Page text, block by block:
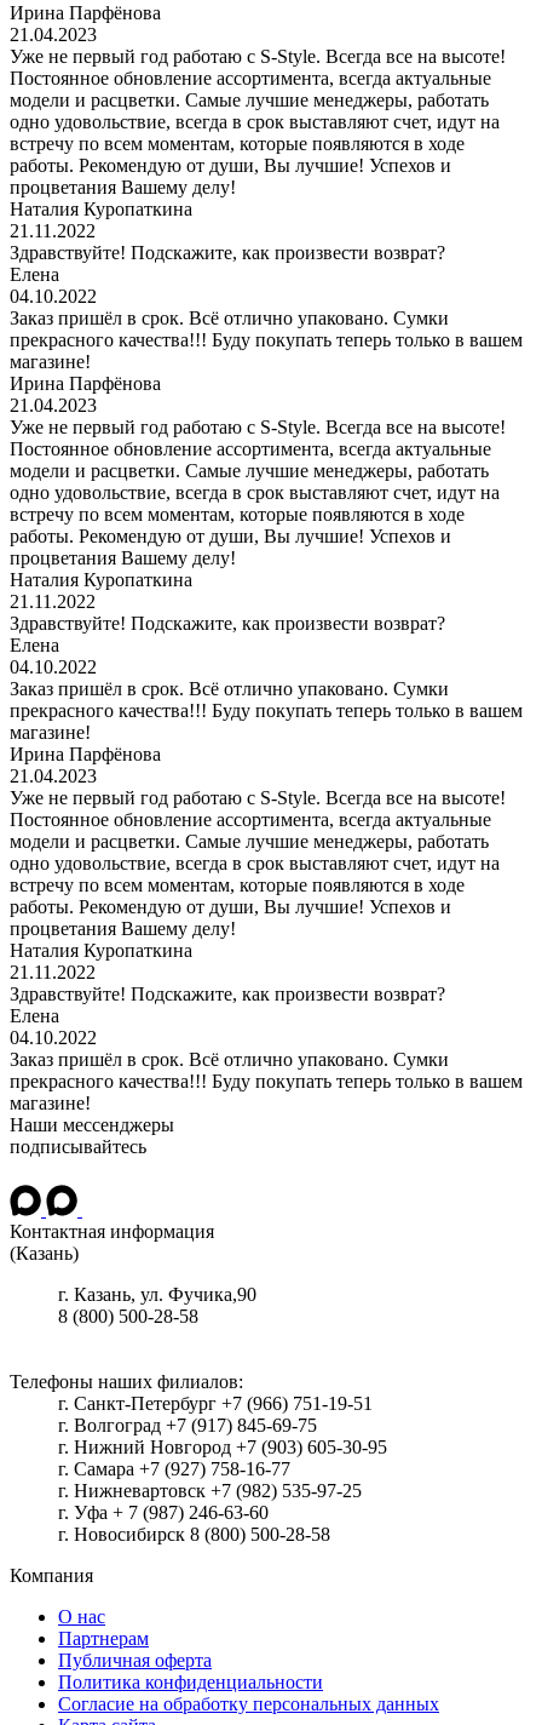
Ирина Парфёнова
21.04.2023
Уже не первый год работаю с S-Style. Всегда все на высоте!
Постоянное обновление ассортимента, всегда актуальные
модели и расцветки. Самые лучшие менеджеры, работать
одно удовольствие, всегда в срок выставляют счет, идут на
встречу по всем моментам, которые появляются в ходе
работы. Рекомендую от души, Вы лучшие! Успехов и
процветания Вашему делу!
Наталия Куропаткина
21.11.2022
Здравствуйте! Подскажите, как произвести возврат?
Елена
04.10.2022
Заказ пришёл в срок. Всё отлично упаковано. Сумки
прекрасного качества!!! Буду покупать теперь только в вашем
магазине!
Ирина Парфёнова
21.04.2023
Уже не первый год работаю с S-Style. Всегда все на высоте!
Постоянное обновление ассортимента, всегда актуальные
модели и расцветки. Самые лучшие менеджеры, работать
одно удовольствие, всегда в срок выставляют счет, идут на
встречу по всем моментам, которые появляются в ходе
работы. Рекомендую от души, Вы лучшие! Успехов и
процветания Вашему делу!
Наталия Куропаткина
21.11.2022
Здравствуйте! Подскажите, как произвести возврат?
Елена
04.10.2022
Заказ пришёл в срок. Всё отлично упаковано. Сумки
прекрасного качества!!! Буду покупать теперь только в вашем
магазине!
Ирина Парфёнова
21.04.2023
Уже не первый год работаю с S-Style. Всегда все на высоте!
Постоянное обновление ассортимента, всегда актуальные
модели и расцветки. Самые лучшие менеджеры, работать
одно удовольствие, всегда в срок выставляют счет, идут на
встречу по всем моментам, которые появляются в ходе
работы. Рекомендую от души, Вы лучшие! Успехов и
процветания Вашему делу!
Наталия Куропаткина
21.11.2022
Здравствуйте! Подскажите, как произвести возврат?
Елена
04.10.2022
Заказ пришёл в срок. Всё отлично упаковано. Сумки
прекрасного качества!!! Буду покупать теперь только в вашем
магазине!
Наши мессенджеры
подписывайтесь
Контактная информация
(Казань)
г. Казань, ул. Фучика,90
8 (800) 500-28-58
Телефоны наших филиалов:
г. Санкт-Петербург +7 (966) 751-19-51
г. Волгоград +7 (917) 845-69-75
г. Нижний Новгород +7 (903) 605-30-95
г. Самара +7 (927) 758-16-77
г. Нижневартовск +7 (982) 535-97-25
г. Уфа + 7 (987) 246-63-60
г. Новосибирск 8 (800) 500-28-58
Компания
О нас
Партнерам
Публичная оферта
Политика конфиденциальности
Согласие на обработку персональных данных